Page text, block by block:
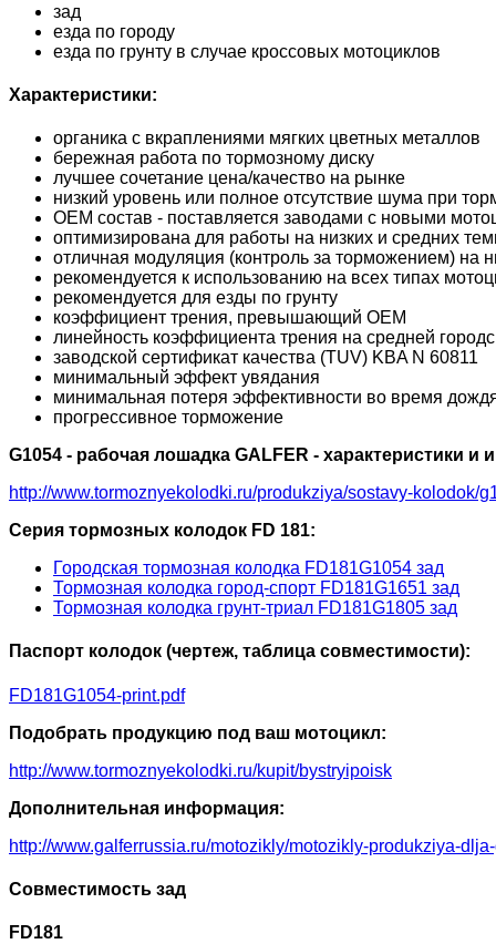
зад
езда по городу
езда по грунту в случае кроссовых мотоциклов
Характеристики:
органика с вкраплениями мягких цветных металлов
бережная работа по тормозному диску
лучшее сочетание цена/качество на рынке
низкий уровень или полное отсутствие шума при
OEM состав - поставляется заводами с новыми
оптимизирована для работы на низких и средних
отличная модуляция (контроль за торможением) на
рекомендуется к использованию на всех типах
рекомендуется для езды по грунту
коэффициент трения, превышающий OEM
линейность коэффициента трения на средней
заводской сертификат качества (TUV) KBA N 60811
минимальный эффект увядания
минимальная потеря эффективности во время
прогрессивное торможение
G1054 - рабочая лошадка GALFER - характеристики
http://www.tormoznyekolodki.ru/produkziya/sostavy-kolodok/
Серия тормозных колодок FD 181:
Городская тормозная колодка FD181G1054 зад
Тормозная колодка город-спорт FD181G1651 зад
Тормозная колодка грунт-триал FD181G1805 зад
Паспорт колодок (чертеж, таблица совместимости):
FD181G1054-print.pdf
Подобрать продукцию под ваш мотоцикл:
http://www.tormoznyekolodki.ru/kupit/bystryipoisk
Дополнительная информация:
http://www.galferrussia.ru/motozikly/motozikly-produkziya-
Совместимость зад
FD181